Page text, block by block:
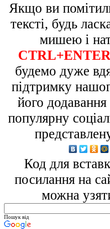
Якщо ви
тексті, будь
мишею і
будемо дуже
підтримку
його
популярну
Код для
посилання на
можна
Пошук від